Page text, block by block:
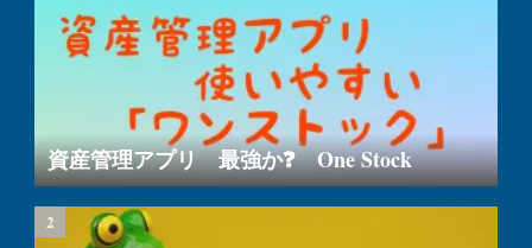
資産管理アプリ 最強か❓ One Stock